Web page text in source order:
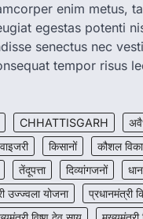
enim metus,
egestas potenti
senectus nec
tempor risus
CHHATTISGARH
किसानों कौशल
तेंदूपत्ता दिव्यांगजनों
उज्ज्वला योजना
प्रधानमंत्री